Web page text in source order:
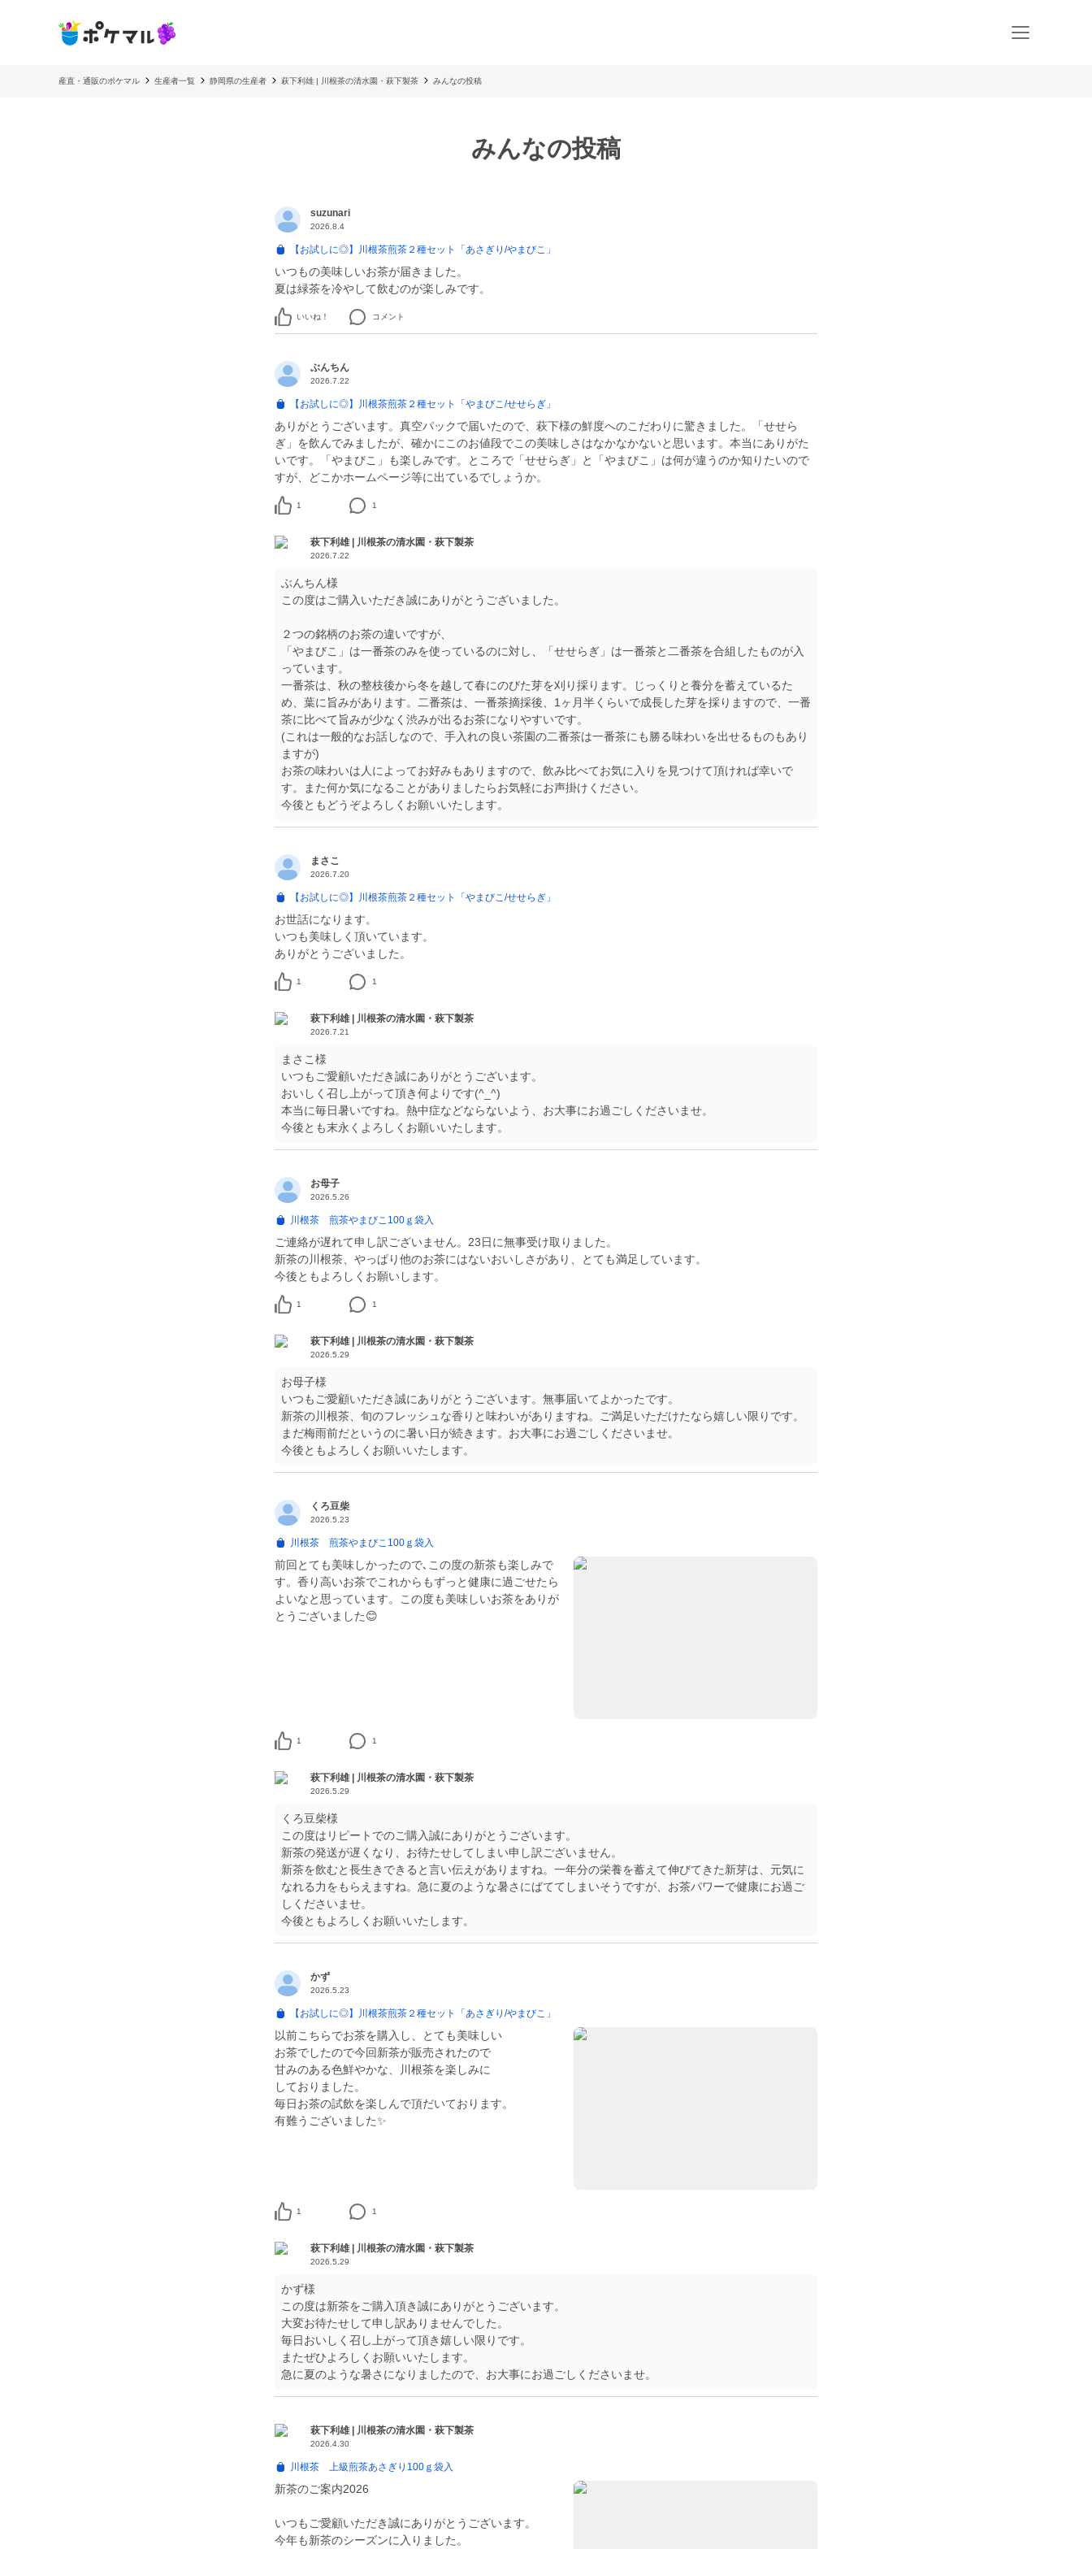
産直・通販のポケマル 生産者一覧 静岡県の生産者 萩下利雄 | 川根茶の清水園・萩下製茶 みんなの投稿
みんなの投稿
suzunari
2026.8.4
【お試しに◎】川根茶煎茶２種セット「あさぎり/やまびこ」
いつもの美味しいお茶が届きました。
夏は緑茶を冷やして飲むのが楽しみです。
いいね！ コメント
ぶんちん
2026.7.22
【お試しに◎】川根茶煎茶２種セット「やまびこ/せせらぎ」
ありがとうございます。真空パックで届いたので、萩下様の鮮度へのこだわりに驚きました。「せせら
ぎ」を飲んでみましたが、確かにこのお値段でこの美味しさはなかなかないと思います。本当にありがた
いです。「やまびこ」も楽しみです。ところで「せせらぎ」と「やまびこ」は何が違うのか知りたいので
すが、どこかホームページ等に出ているでしょうか。
1 1
萩下利雄 | 川根茶の清水園・萩下製茶
2026.7.22
ぶんちん様
この度はご購入いただき誠にありがとうございました。
２つの銘柄のお茶の違いですが、
「やまびこ」は一番茶のみを使っているのに対し、「せせらぎ」は一番茶と二番茶を合組したものが入
っています。
一番茶は、秋の整枝後から冬を越して春にのびた芽を刈り採ります。じっくりと養分を蓄えているた
め、葉に旨みがあります。二番茶は、一番茶摘採後、1ヶ月半くらいで成長した芽を採りますので、一番
茶に比べて旨みが少なく渋みが出るお茶になりやすいです。
(これは一般的なお話しなので、手入れの良い茶園の二番茶は一番茶にも勝る味わいを出せるものもあり
ますが)
お茶の味わいは人によってお好みもありますので、飲み比べてお気に入りを見つけて頂ければ幸いで
す。また何か気になることがありましたらお気軽にお声掛けください。
今後ともどうぞよろしくお願いいたします。
まさこ
2026.7.20
【お試しに◎】川根茶煎茶２種セット「やまびこ/せせらぎ」
お世話になります。
いつも美味しく頂いています。
ありがとうございました。
1 1
萩下利雄 | 川根茶の清水園・萩下製茶
2026.7.21
まさこ様
いつもご愛顧いただき誠にありがとうございます。
おいしく召し上がって頂き何よりです(^_^)
本当に毎日暑いですね。熱中症などならないよう、お大事にお過ごしくださいませ。
お母子
2026.5.26
川根茶 煎茶やまびこ100ｇ袋入
ご連絡が遅れて申し訳ございません。23日に無事受け取りました。
新茶の川根茶、やっぱり他のお茶にはないおいしさがあり、とても満足しています。
1 1
萩下利雄 | 川根茶の清水園・萩下製茶
2026.5.29
お母子様
いつもご愛顧いただき誠にありがとうございます。無事届いてよかったです。
新茶の川根茶、旬のフレッシュな香りと味わいがありますね。ご満足いただけたなら嬉しい限りです。
まだ梅雨前だというのに暑い日が続きます。お大事にお過ごしくださいませ。
今後ともよろしくお願いいたします。
くろ豆柴
2026.5.23
川根茶 煎茶やまびこ100ｇ袋入
前回とても美味しかったので､この度の新茶も楽しみで
す。香り高いお茶でこれからもずっと健康に過ごせたら
よいなと思っています。この度も美味しいお茶をありが
とうございました😊
1 1
萩下利雄 | 川根茶の清水園・萩下製茶
2026.5.29
くろ豆柴様
この度はリピートでのご購入誠にありがとうございます。
新茶の発送が遅くなり、お待たせしてしまい申し訳ございません。
新茶を飲むと長生きできると言い伝えがありますね。一年分の栄養を蓄えて伸びてきた新芽は、元気に
なれる力をもらえますね。急に夏のような暑さにばててしまいそうですが、お茶パワーで健康にお過ご
しくださいませ。
今後ともよろしくお願いいたします。
かず
2026.5.23
【お試しに◎】川根茶煎茶２種セット「あさぎり/やまびこ」
以前こちらでお茶を購入し、とても美味しい
お茶でしたので今回新茶が販売されたので
甘みのある色鮮やかな、川根茶を楽しみに
しておりました。
毎日お茶の試飲を楽しんで頂だいております。
有難うございました✨
1 1
萩下利雄 | 川根茶の清水園・萩下製茶
2026.5.29
かず様
この度は新茶をご購入頂き誠にありがとうございます。
大変お待たせして申し訳ありませんでした。
毎日おいしく召し上がって頂き嬉しい限りです。
またぜひよろしくお願いいたします。
急に夏のような暑さになりましたので、お大事にお過ごしくださいませ。
萩下利雄 | 川根茶の清水園・萩下製茶
2026.4.30
川根茶 上級煎茶あさぎり100ｇ袋入
新茶のご案内2026
いつもご愛顧いただき誠にありがとうございます。
今年も新茶のシーズンに入りました。